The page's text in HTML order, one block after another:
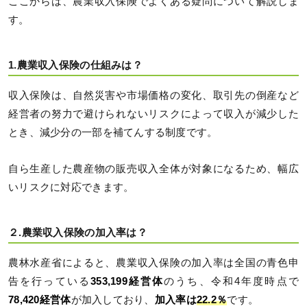
す。
1.農業収入保険の仕組みは？
収入保険は、自然災害や市場価格の変化、取引先の倒産など
経営者の努力で避けられないリスクによって収入が減少した
とき、減少分の一部を補てんする制度です。
自ら生産した農産物の販売収入全体が対象になるため、幅広
いリスクに対応できます。
２.農業収入保険の加入率は？
農林水産省によると、農業収入保険の加入率は全国の青色申
告を行っている 353,199経営体のうち、令和4年度時点で
78,420経営体が加入しており、 加入率は22.2％です。